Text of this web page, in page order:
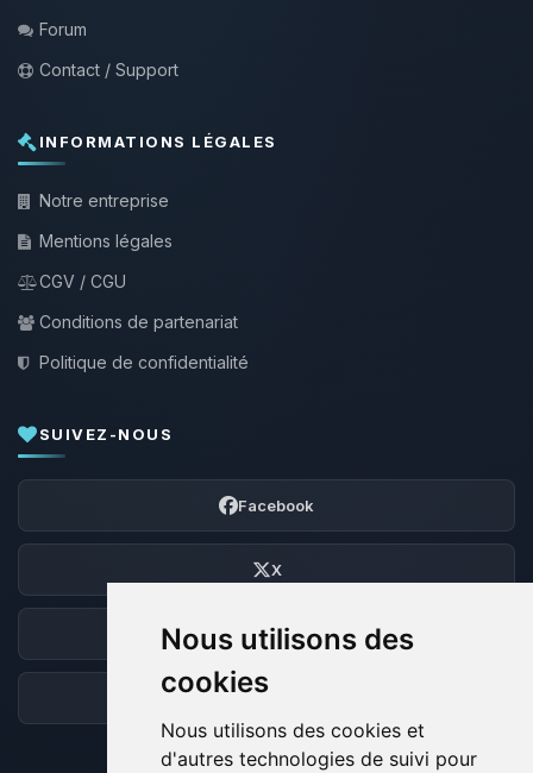
Nous utilisons des
cookies
Nous utilisons des cookies et
d'autres technologies de suivi pour
Forum
Contact / Support
INFORMATIONS LÉGALES
Notre entreprise
Mentions légales
CGV / CGU
Conditions de partenariat
Politique de confidentialité
SUIVEZ-NOUS
Facebook
X
Discord
Forum